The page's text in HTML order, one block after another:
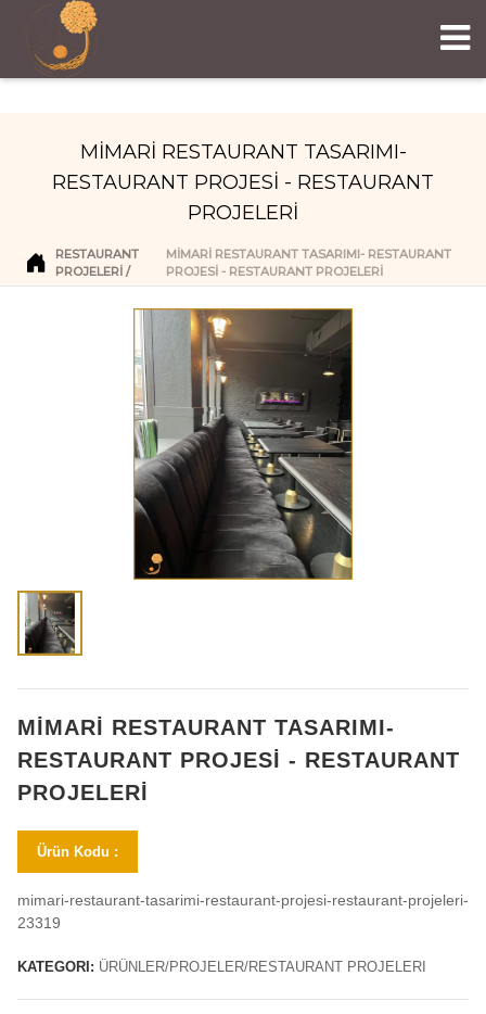
MİMARİ RESTAURANT TASARIMI-
RESTAURANT PROJESİ - RESTAURANT
PROJELERİ
RESTAURANT
PROJELERI
MİMARİ RESTAURANT TASARIMI- RESTAURANT
PROJESİ - RESTAURANT PROJELERİ
MİMARİ RESTAURANT TASARIMI-
RESTAURANT PROJESİ - RESTAURANT
PROJELERİ
Ürün Kodu :
mimari-restaurant-tasarimi-restaurant-projesi-restaurant-projeleri-
23319
KATEGORI: ÜRÜNLER/PROJELER/RESTAURANT PROJELERI